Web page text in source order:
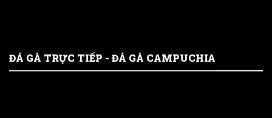
ĐÁ GÀ TRỰC TIẾP - ĐÁ GÀ CAMPUCHIA